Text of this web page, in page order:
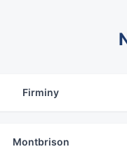
Firminy
Montbrison